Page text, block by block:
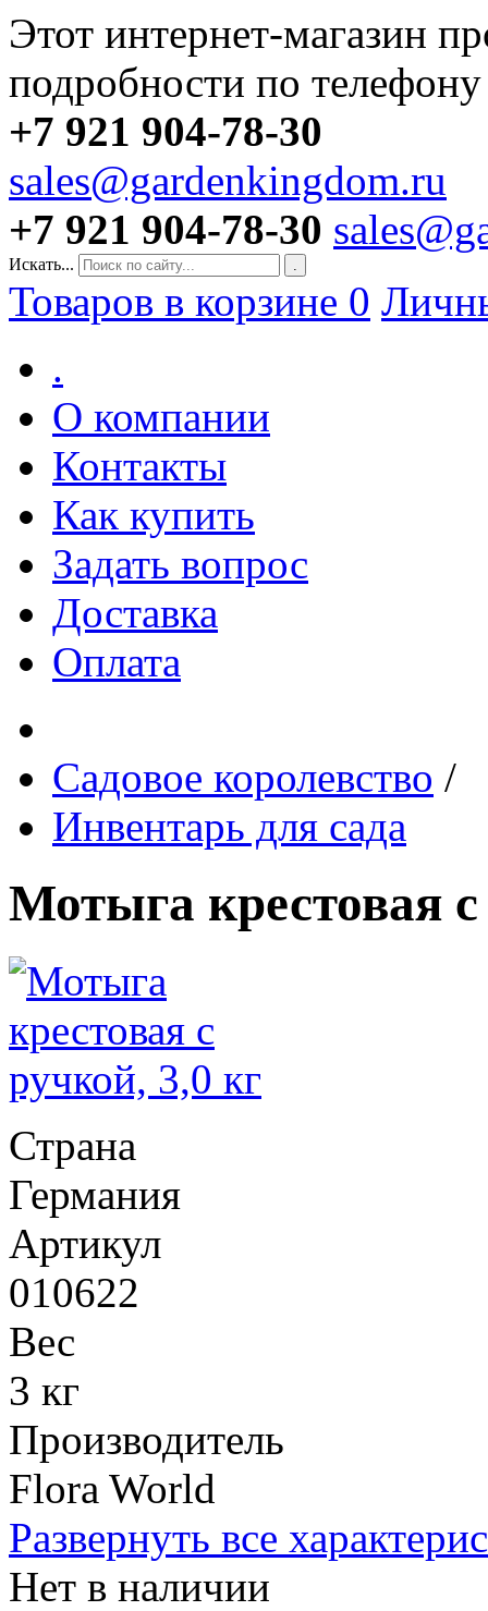
Этот интернет-магазин
подробности по телефону
+7 921 904-78-30
sales@gardenkingdom.ru
+7 921 904-78-30
Искать... .
Товаров в корзине 0
.
О компании
Контакты
Как купить
Задать вопрос
Доставка
Оплата
Садовое королевство /
Инвентарь для сада
Мотыга крестовая
Страна
Германия
Артикул
010622
Вес
3 кг
Производитель
Flora World
Развернуть все
Нет в наличии